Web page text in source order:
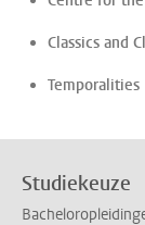
Classics and
Temporalities
Studiekeuze